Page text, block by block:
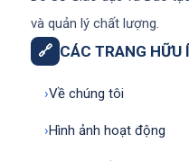
và quản lý chất lượng.
🔗 CÁC TRANG HỮU
›Về chúng tôi
›Hình ảnh hoạt động